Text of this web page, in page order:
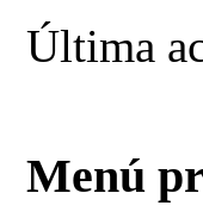
Última
Menú